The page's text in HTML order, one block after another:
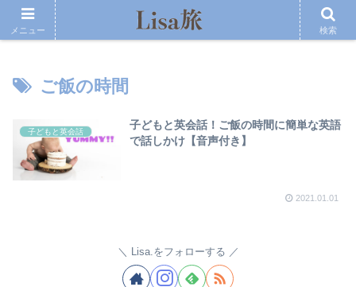
ご飯の時間
子どもと英会話
子どもと英会話！ご飯の時間に簡単な英語
で話しかけ【音声付き】
2021.01.01
Lisa.をフォローする
メニュー 検索